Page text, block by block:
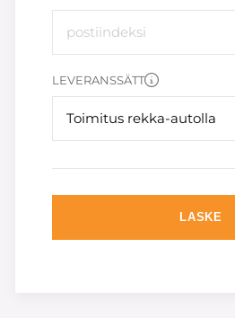
LEVERANSSÄTT
Toimitus rekka-autolla
LASKE